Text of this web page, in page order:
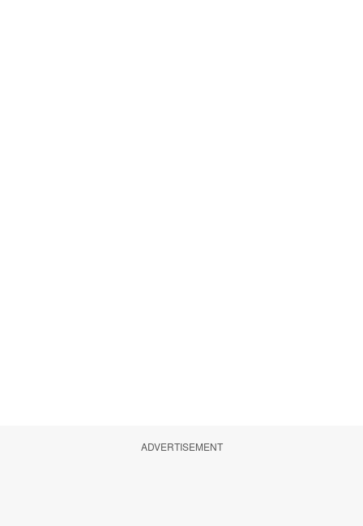
ADVERTISEMENT